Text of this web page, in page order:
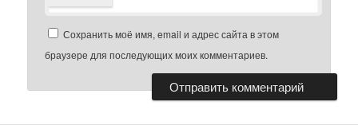
Сохранить моё имя, email и адрес сайта в этом
браузере для последующих моих комментариев.